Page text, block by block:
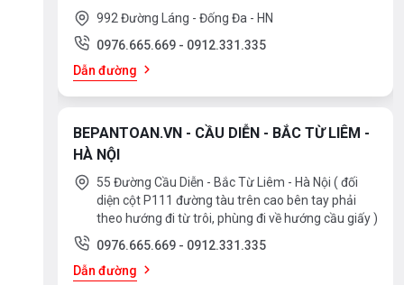
992 Đường Láng - Đống Đa - HN
0976.665.669 - 0912.331.335
Dẫn đường
BEPANTOAN.VN - CẦU DIỄN - BẮC TỪ LIÊM -
HÀ NỘI
55 Đường Cầu Diễn - Bắc Từ Liêm - Hà Nội ( đối
diện cột P111 đường tàu trên cao bên tay phải
theo hướng đi từ trôi, phùng đi về hướng cầu giấy )
0976.665.669 - 0912.331.335
Dẫn đường